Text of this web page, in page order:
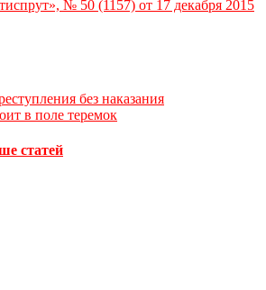
№ 50 (1157) от 17 декабря 2015
без наказания
в поле теремок
статей